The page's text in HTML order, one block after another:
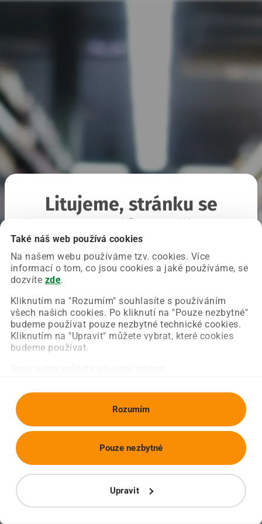
Také náš web používá cookies
Na našem webu používáme tzv. cookies. Více
informací o tom, co jsou cookies a jaké používáme, se
dozvíte zde.
Kliknutím na "Rozumím" souhlasíte s používáním
všech našich cookies. Po kliknutí na "Pouze nezbytné"
budeme používat pouze nezbytné technické cookies.
Kliknutím na "Upravit" můžete vybrat, které cookies
budeme používat.
Rozumím
Upravit
Pouze nezbytné
Litujeme, stránku se
Chyba nastala na naší straně a už ji opravujeme.
Zkuste prosím znovu načíst požadovanou stránku.
Obnovit stránku Úvodní strana